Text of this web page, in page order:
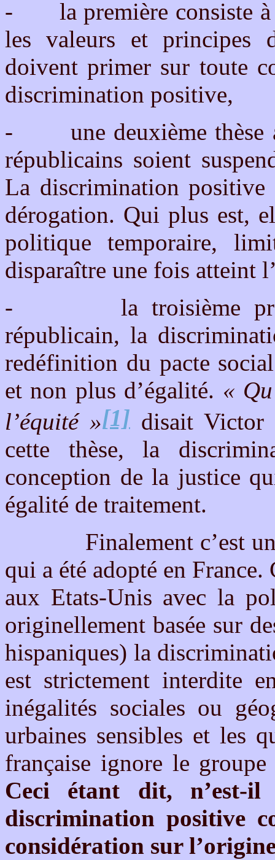
-
la première consiste
les valeurs et principes
doivent primer sur toute
discrimination positive,
-
une deuxième thèse
républicains soient
La discrimination
dérogation. Qui plus est,
politique temporaire,
disparaître une fois atteint
-
la troisième
républicain, la
redéfinition du pacte
et non plus d’égalité. «
l’équité »[1]disait Victor
cette thèse, la
conception de la justice
égalité de traitement.
Finalement c’est un
qui a été adopté en France.
aux Etats-Unis avec la
originellement basée sur
hispaniques) la
est strictement interdite
inégalités sociales ou
urbaines sensibles et les
française ignore le
Ceci étant dit, n’est-
discrimination positive
considération sur